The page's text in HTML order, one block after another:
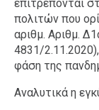
επιτρέπονται
πολιτών που
αριθμ. Αριθμ.
4831/
φάση της
Αναλυτικά η